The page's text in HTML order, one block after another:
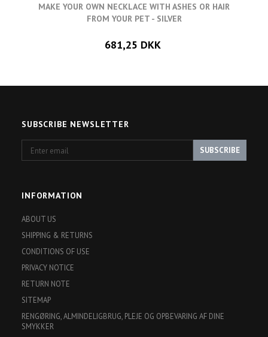
MAKE YOUR OWN NECKLACE WITH ASHES OR HAIR
FROM YOUR PET - SILVER
681,25 DKK
SUBSCRIBE NEWSLETTER
email
SUBSCRIBE
INFORMATION
ABOUT US
SHIPPING & RETURNS
CONDITIONS OF USE
PRIVACY NOTICE
RETURN NOTE
SITEMAP
RENGØRING, ALMINDELIGBRUG, PLEJE OG OPBEVARING AF DINE
SMYKKER